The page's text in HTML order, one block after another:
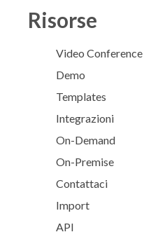
Risorse
Video Conference
Demo
Templates
Integrazioni
On-Demand
On-Premise
Contattaci
Import
API